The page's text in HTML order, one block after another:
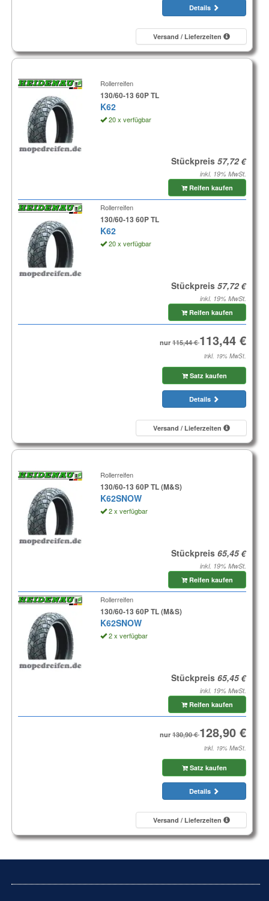
Details
Versand / Lieferzeiten
Rollerreifen
130/60-13 60P TL
K62
20 x verfügbar
Stückpreis
inkl. 19% MwSt.
Reifen kaufen
Rollerreifen
130/60-13 60P TL
K62
20 x verfügbar
Stückpreis
inkl. 19% MwSt.
Reifen kaufen
nur
inkl. 19% MwSt.
Satz kaufen
Details
Versand / Lieferzeiten
Rollerreifen
130/60-13 60P TL (M&S)
K62SNOW
2 x verfügbar
Stückpreis
inkl. 19% MwSt.
Reifen kaufen
Rollerreifen
130/60-13 60P TL (M&S)
K62SNOW
2 x verfügbar
Stückpreis
inkl. 19% MwSt.
Reifen kaufen
nur
inkl. 19% MwSt.
Satz kaufen
Details
Versand / Lieferzeiten